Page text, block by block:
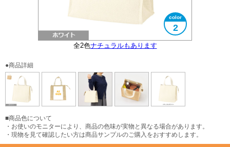
全2色ナチュラルもあります
2
A5サイズ対応
大きさイメージ
使用イメージ
●商品詳細
■商品色について
・お使いのモニターにより、商品の色味が実物と異なる場合があります。
・現物を見て確認したい方は商品サンプルのご購入をおすすめします。